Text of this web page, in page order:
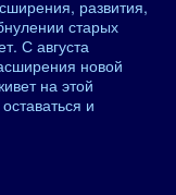
развития,
старых
С августа
новой
на этой
и